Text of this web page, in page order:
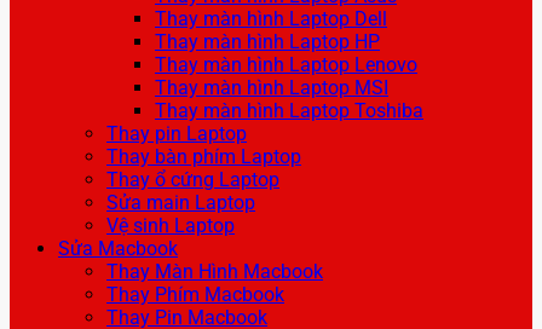
Thay màn hình Laptop Dell
Thay màn hình Laptop HP
Thay màn hình Laptop Lenovo
Thay màn hình Laptop MSI
Thay màn hình Laptop Toshiba
Thay pin Laptop
Thay bàn phím Laptop
Thay ổ cứng Laptop
Sửa main Laptop
Vệ sinh Laptop
Sửa Macbook
Thay Màn Hình Macbook
Thay Phím Macbook
Thay Pin Macbook